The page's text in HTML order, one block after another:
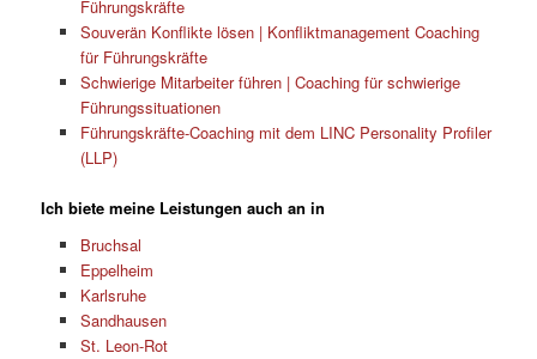
Führungskräfte
Souverän Konflikte lösen | Konfliktmanagement Coaching
für Führungskräfte
Schwierige Mitarbeiter führen | Coaching für schwierige
Führungssituationen
Führungskräfte-Coaching mit dem LINC Personality Profiler
(LLP)
Ich biete meine Leistungen auch an in
Bruchsal
Eppelheim
Karlsruhe
Sandhausen
St. Leon-Rot